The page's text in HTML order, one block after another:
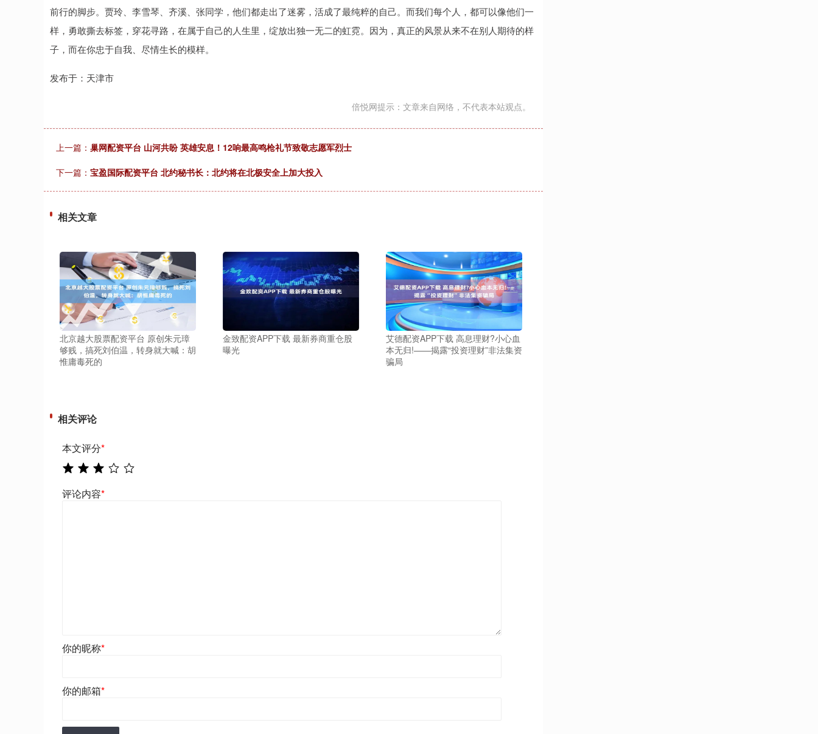
前行的脚步。贾玲、李雪琴、齐溪、张同学，他们都走出了迷雾，活成了最纯粹的自己。而我们每个人，都可以像他们一
样，勇敢撕去标签，穿花寻路，在属于自己的人生里，绽放出独一无二的虹霓。因为，真正的风景从来不在别人期待的样
子，而在你忠于自我、尽情生长的模样。
发布于：天津市
倍悦网提示：文章来自网络，不代表本站观点。
上一篇： 巢网配资平台 山河共盼 英雄安息！12响最高鸣枪礼节致敬志愿军烈士
下一篇： 宝盈国际配资平台 北约秘书长：北约将在北极安全上加大投入
相关文章
北京越大股票配资平台 原创朱元璋
够贱，搞死刘伯温，转身就大喊：胡
惟庸毒死的
金致配资APP下载 最新券商重仓股
曝光
艾德配资APP下载 高息理财?小心血
本无归!——揭露“投资理财”非法集资
骗局
相关评论
本文评分*
评论内容*
你的昵称*
你的邮箱*